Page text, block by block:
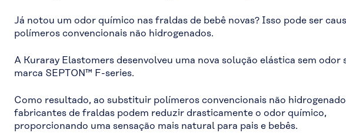
Já notou um odor químico nas fraldas de bebê novas? Isso pode ser
polímeros convencionais não hidrogenados.
A Kuraray Elastomers desenvolveu uma nova solução elástica sem odor
marca SEPTON™ F-series.
Como resultado, ao substituir polímeros convencionais não
fabricantes de fraldas podem reduzir drasticamente o odor químico,
proporcionando uma sensação mais natural para pais e bebês.